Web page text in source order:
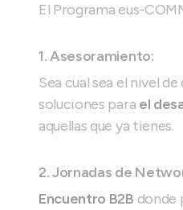
El Programa eus-
1. Asesoramiento:
Sea cual sea el nivel
soluciones para el
aquellas que ya tienes.
2. Jornadas de
Encuentro B2B donde